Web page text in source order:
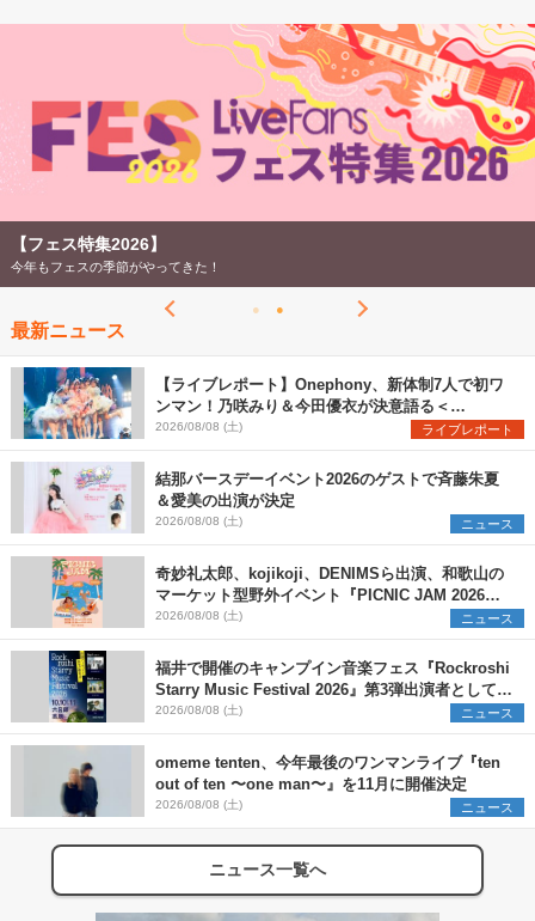
【フェス特集2026】
今年もフェスの季節がやってきた！
最新ニュース
【ライブレポート】Onephony、新体制7人で初ワ
ンマン！乃咲みり＆今田優衣が決意語る＜
Onephony新体制1st Oneman Live はじまりの夏
＞
2026/08/08 (土) ライブレポート
結那バースデーイベント2026のゲストで斉藤朱夏
＆愛美の出演が決定
2026/08/08 (土) ニュース
奇妙礼太郎、kojikoji、DENIMSら出演、和歌山の
マーケット型野外イベント『PICNIC JAM 2026』
早割チケット発売開始
2026/08/08 (土) ニュース
福井で開催のキャンプイン音楽フェス『Rockroshi
Starry Music Festival 2026』第3弾出演者として
SCOOBIE DO、かりゆし58、Reiを発表
2026/08/08 (土) ニュース
omeme tenten、今年最後のワンマンライブ『ten
out of ten 〜one man〜』を11月に開催決定
2026/08/08 (土) ニュース
ニュース一覧へ